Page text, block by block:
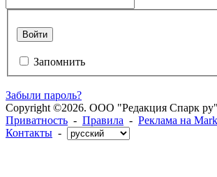
Войти
Запомнить
Забыли пароль?
Copyright ©2026. ООО "Редакция Спарк
Приватность - Правила - Реклама на
Контакты -